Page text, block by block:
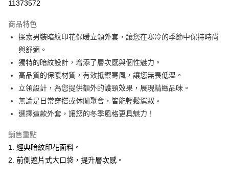
Apple Pay
悠遊付
Google Pay
ATM付款
運送方式
全家取貨付款
每筆NT$60，滿NT$1,200(含以上)免運費
付款後全家取貨
11373572
商品特色
探索男裝暗紋印花保暖立領外套，讓您在寒冷的季節中保持時尚
與舒適。
獨特的暗紋設計，增添了層次感與個性魅力。
高品質的保暖材質，有效抵禦寒風，讓您無畏低溫。
立領設計，為您提供額外的護頸效果，展現精緻品味。
無論是日常穿搭或休閒聚會，皆能輕鬆駕馭。
選擇這款外套，讓您的冬季風格更具魅力！
銷售重點
1. 經典暗紋印花面料。
2. 前側遮片式大口袋，提升層次感。